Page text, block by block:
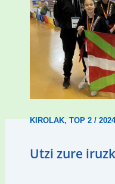
Wadokan
14 dominarekin
KIROLAK,TOP 2/
Utzi zure